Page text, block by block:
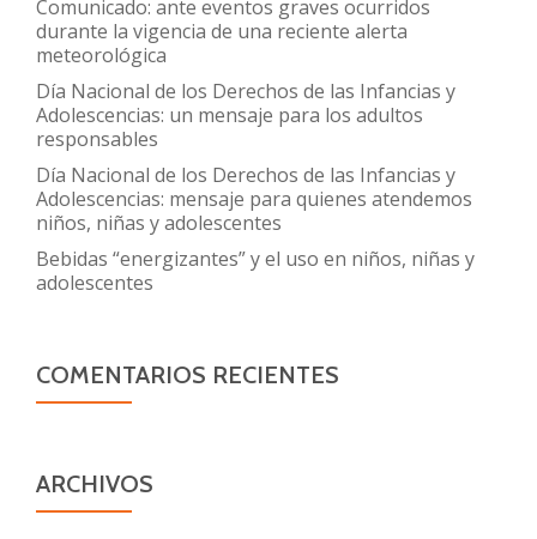
Comunicado: ante eventos graves ocurridos
durante la vigencia de una reciente alerta
meteorológica
Día Nacional de los Derechos de las Infancias y
Adolescencias: un mensaje para los adultos
responsables
Día Nacional de los Derechos de las Infancias y
Adolescencias: mensaje para quienes atendemos
niños, niñas y adolescentes
Bebidas “energizantes” y el uso en niños, niñas y
adolescentes
COMENTARIOS RECIENTES
ARCHIVOS